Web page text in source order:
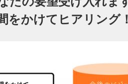
をかけてヒアリング